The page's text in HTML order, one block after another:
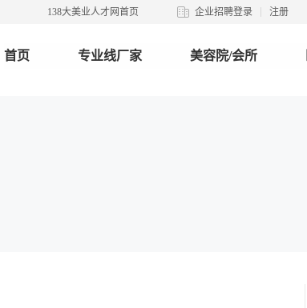
138大美业人才网首页 企业招聘登录 注册
首页 专业线厂家 美容院/会所